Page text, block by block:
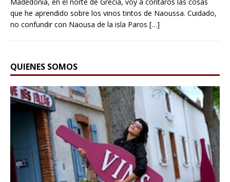
que he aprendido sobre los vinos tintos de Naoussa. Cuidado,
no confundir con Naousa de la isla Paros […]
QUIENES SOMOS